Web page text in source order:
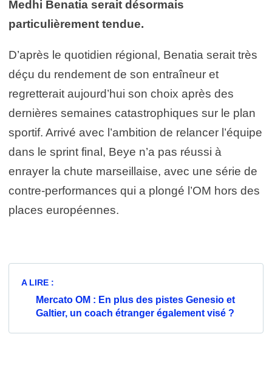
Medhi Benatia serait désormais
particulièrement tendue.
D’après le quotidien régional, Benatia serait très
déçu du rendement de son entraîneur et
regretterait aujourd’hui son choix après des
dernières semaines catastrophiques sur le plan
sportif. Arrivé avec l’ambition de relancer l’équipe
dans le sprint final, Beye n’a pas réussi à
enrayer la chute marseillaise, avec une série de
contre-performances qui a plongé l’OM hors des
places européennes.
A LIRE :
Mercato OM : En plus des pistes Genesio et
Galtier, un coach étranger également visé ?